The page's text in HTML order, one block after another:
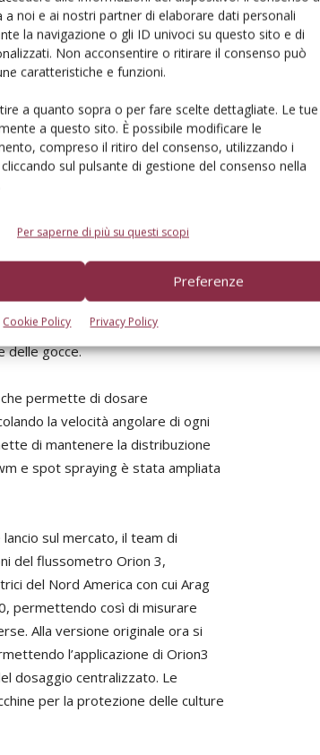
noi e ai nostri partner di elaborare dati personali
la navigazione o gli ID univoci su questo sito e di
Non acconsentire o ritirare il consenso può
caratteristiche e funzioni.
a quanto sopra o per fare scelte dettagliate. Le tue
a questo sito. È possibile modificare le
compreso il ritiro del consenso, utilizzando i
sul pulsante di gestione del consenso nella
Per saperne di più su questi scopi
Preferenze
Cookie Policy Privacy Policy
Tutte le valvole in Can-Bus
consentirà di verificare la
così tempi di fermo e
per facilitare la visione
per la protezione delle colture
e la valvola Flowtron (che ha
unità di controllo Ecu Flowtron,
larghezza di impulso (PWM) al
delle gocce.
permette di dosare
la velocità angolare di ogni
di mantenere la distribuzione
e spot spraying è stata ampliata
sul mercato, il team di
del flussometro Orion 3,
del Nord America con cui Arag
permettendo così di misurare
Alla versione originale ora si
l’applicazione di Orion3
dosaggio centralizzato. Le
per la protezione delle culture